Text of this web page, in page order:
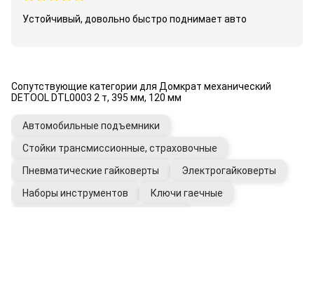
Устойчивый, довольно быстро поднимает авто
Сопутствующие категории для Домкрат механический
DETOOL DTL0003 2 т, 395 мм, 120 мм
Автомобильные подъемники
Стойки трансмиссионные, страховочные
Пневматические гайковерты
Электрогайковерты
Наборы инструментов
Ключи гаечные